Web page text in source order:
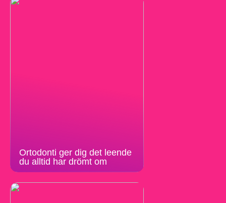
Ortodonti ger dig det leende
du alltid har drömt om